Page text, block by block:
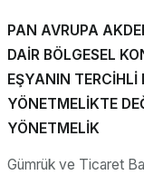
PAN AVRUPA
DAİR BÖLGESEL
EŞYANIN
YÖNETMELİKTE
YÖNETMELİK
Gümrük ve Ticaret